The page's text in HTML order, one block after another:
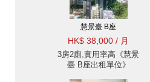
慧景臺 B座
HK$ 38,000 / 月
3房2廁,實用率高《慧景
臺 B座出租單位》